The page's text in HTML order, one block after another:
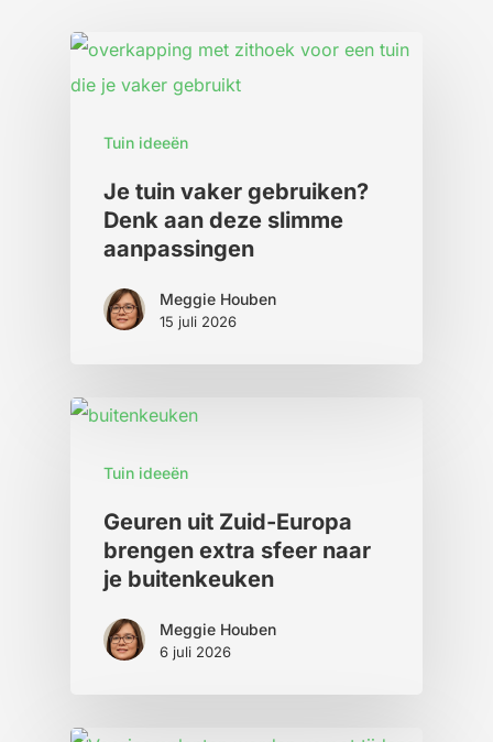
Tuin ideeën
Je tuin vaker gebruiken?
Denk aan deze slimme
aanpassingen
Meggie Houben
15 juli 2026
Tuin ideeën
Geuren uit Zuid-Europa
brengen extra sfeer naar
je buitenkeuken
Meggie Houben
6 juli 2026